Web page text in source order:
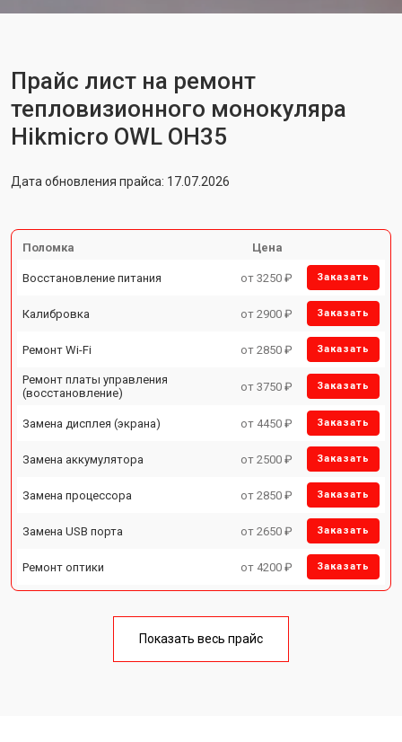
Прайс лист на ремонт
тепловизионного монокуляра
Hikmicro OWL OH35
Дата обновления прайса: 17.07.2026
Поломка Цена
Восстановление питания от 3250 ₽ Заказать
Калибровка от 2900 ₽ Заказать
Ремонт Wi-Fi от 2850 ₽ Заказать
Ремонт платы управления
(восстановление)
от 3750 ₽ Заказать
Замена дисплея (экрана) от 4450 ₽ Заказать
Замена аккумулятора от 2500 ₽ Заказать
Замена процессора от 2850 ₽ Заказать
Замена USB порта от 2650 ₽ Заказать
Ремонт оптики от 4200 ₽ Заказать
Показать весь прайс